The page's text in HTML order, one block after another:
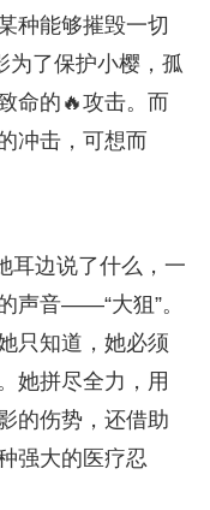
种能够摧毁一切
为了保护小樱，孤
命的🔥攻击。而
冲击，可想而
耳边说了什么，一
声音——“大狙”。
只知道，她必须
她拼尽全力，用
的伤势，还借助
强大的医疗忍